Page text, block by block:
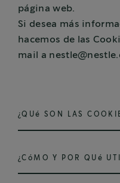
página web.
Si desea más
hacemos de las
mail a
¿QUé SON LAS
¿CóMO Y POR QUé